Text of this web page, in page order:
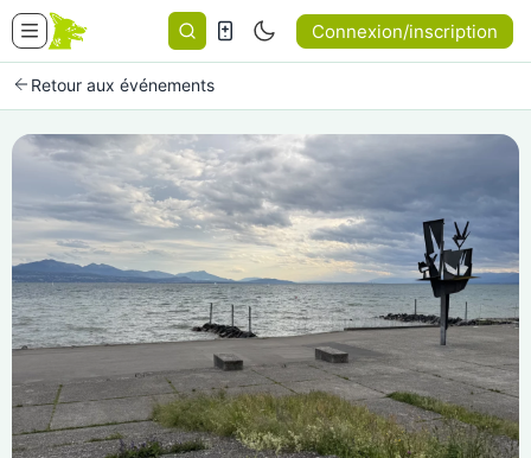
Connexion/inscription
Retour aux événements